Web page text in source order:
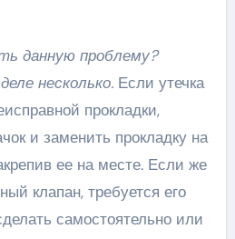
данную проблему?
несколько.Если утечка
прокладки,
и заменить прокладку на
ее на месте. Если же
клапан, требуется его
самостоятельно или